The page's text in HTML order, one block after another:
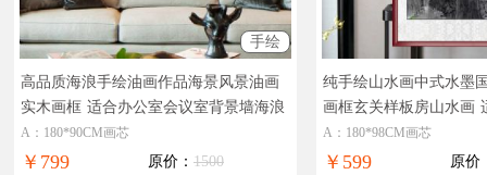
手绘
高品质海浪手绘油画作品海景风景油画
实木画框 适合办公室会议室背景墙海浪
风景油画
A：180*90CM画芯
￥799 原价： 1500
纯手绘山水画中式水墨
画框玄关样板房山水画
国画
A：180*98CM画芯
￥599 原价